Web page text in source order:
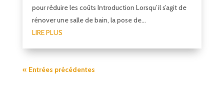
pour réduire les coûts Introduction Lorsqu’il s’agit de
rénover une salle de bain, la pose de...
LIRE PLUS
« Entrées précédentes